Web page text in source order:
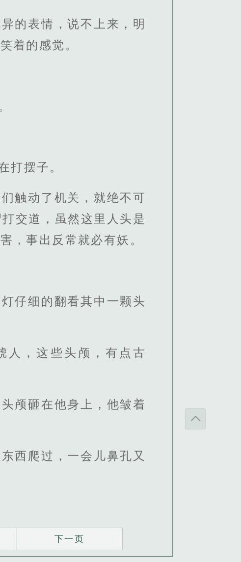
的表情，说不上来，明
着的感觉。
打摆子。
触动了机关，就绝不可
交道，虽然这里人头是
，事出反常就必有妖。
仔细的翻看其中一颗头
人，这些头颅，有点古
颅砸在他身上，他皱着
西爬过，一会儿鼻孔又
下一页